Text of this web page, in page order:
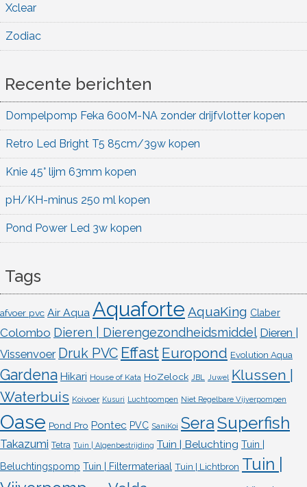
Xclear
Zodiac
Recente berichten
Dompelpomp Feka 600M-NA zonder drijfvlotter kopen
Retro Led Bright T5 85cm/39w kopen
Knie 45° lijm 63mm kopen
pH/KH-minus 250 ml kopen
Pond Power Led 3w kopen
Tags
afvoer pvc Air Aqua Aquaforte AquaKing Claber
Colombo Dieren | Dierengezondheidsmiddel Dieren |
Vissenvoer Druk PVC Effast Europond Evolution Aqua
Gardena Hikari House of Kata HoZelock JBL Juwel Klussen |
Waterbuis Koivoer Kusuri Luchtpompen Niet Regelbare Vijverpompen
Oase Pond Pro Pontec PVC SaniKoi SeraSuperfish
Takazumi Tetra Tuin | Algenbestrijding Tuin | Beluchting Tuin |
Beluchtingspomp Tuin | Filtermateriaal Tuin | Lichtbron Tuin |